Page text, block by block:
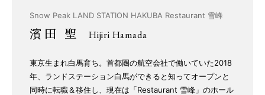
Snow Peak LAND STATION HAKUBA Restaurant 雪峰
濱田 聖 Hijiri Hamada
東京生まれ白馬育ち。首都圏の航空会社で働いていた2018
年、ランドステーション白馬ができると知ってオープンと
同時に転職＆移住し、現在は「Restaurant 雪峰」のホール